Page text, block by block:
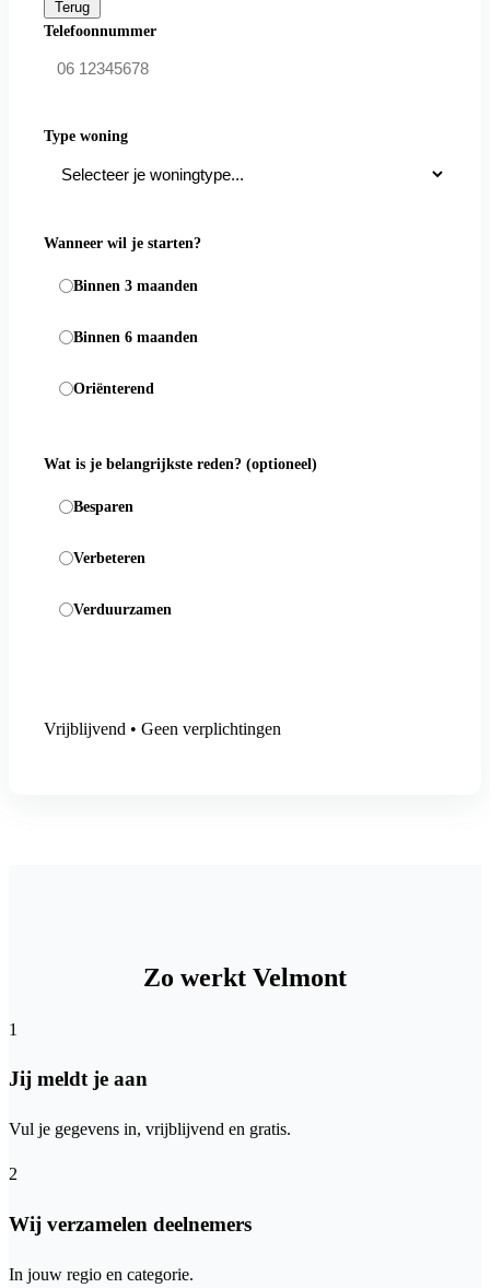
Terug
Telefoonnummer
Type woning
Wanneer wil je starten?
Binnen 3 maanden
Binnen 6 maanden
Oriënterend
Wat is je belangrijkste reden? (optioneel)
Besparen
Verbeteren
Verduurzamen
Vrijblijvend • Geen verplichtingen
Zo werkt Velmont
1
Jij meldt je aan
Vul je gegevens in, vrijblijvend en gratis.
2
Wij verzamelen deelnemers
In jouw regio en categorie.